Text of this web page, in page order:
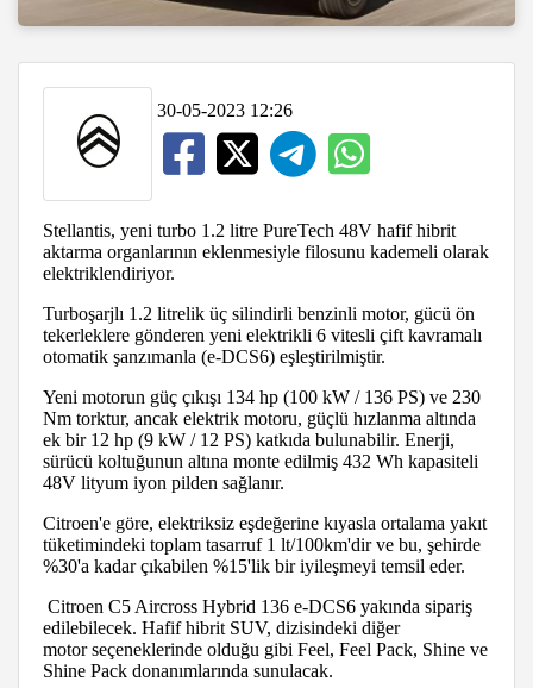
30-05-2023 12:26
Stellantis, yeni turbo 1.2 litre PureTech 48V hafif hibrit
aktarma organlarının eklenmesiyle filosunu kademeli olarak
elektriklendiriyor.
Turboşarjlı 1.2 litrelik üç silindirli benzinli motor, gücü ön
tekerleklere gönderen yeni elektrikli 6 vitesli çift kavramalı
otomatik şanzımanla (e-DCS6) eşleştirilmiştir.
Yeni motorun güç çıkışı 134 hp (100 kW / 136 PS) ve 230
Nm torktur, ancak elektrik motoru, güçlü hızlanma altında
ek bir 12 hp (9 kW / 12 PS) katkıda bulunabilir. Enerji,
sürücü koltuğunun altına monte edilmiş 432 Wh kapasiteli
48V lityum iyon pilden sağlanır.
Citroen'e göre, elektriksiz eşdeğerine kıyasla ortalama yakıt
tüketimindeki toplam tasarruf 1 lt/100km'dir ve bu, şehirde
%30'a kadar çıkabilen %15'lik bir iyileşmeyi temsil eder.
Citroen C5 Aircross Hybrid 136 e-DCS6 yakında sipariş
edilebilecek. Hafif hibrit SUV, dizisindeki diğer
motor seçeneklerinde olduğu gibi Feel, Feel Pack, Shine ve
Shine Pack donanımlarında sunulacak.